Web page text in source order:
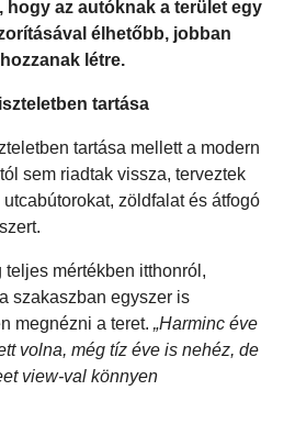
hogy az autóknak a terület egy
élhetőbb, jobban
létre.
tartása
tartása mellett a modern
sem riadtak vissza, terveztek
zöldfalat és átfogó
mértékben itthonról,
szakaszban egyszer is
megnézni a teret. „Harminc éve
volna, még tíz éve is nehéz, de
view-val könnyen